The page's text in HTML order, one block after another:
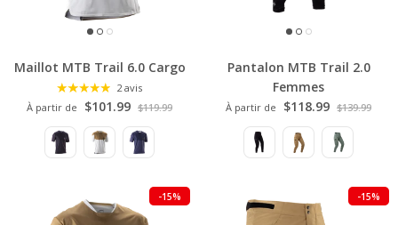
Maillot MTB Trail 6.0 Cargo
2 avis
À partir de
$101.99 $119.99
Pantalon MTB Trail 2.0
Femmes
À partir de $118.99 $139.99
-15% -15%